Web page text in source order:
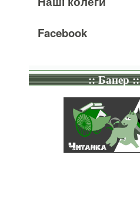
Facebook
:: Банер ::